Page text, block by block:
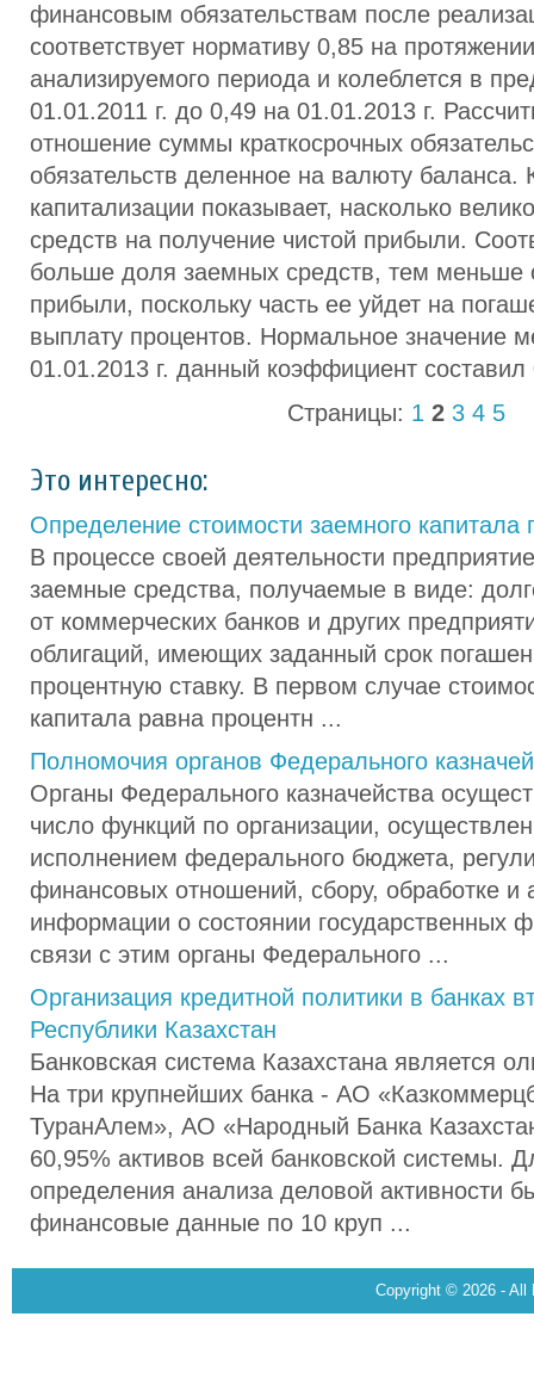
финансовым обязательствам после
соответствует нормативу 0,85 на
анализируемого периода и колеблется в
01.01.2011 г. до 0,49 на 01.01.2013 г.
отношение суммы краткосрочных
обязательств деленное на валюту
капитализации показывает, насколько
средств на получение чистой прибыли.
больше доля заемных средств, тем меньше
прибыли, поскольку часть ее уйдет на
выплату процентов. Нормальное значение
01.01.2013 г. данный коэффициент составил
Страницы: 1 2 3 4 5
Это интересно:
Определение стоимости заемного капитала
В процессе своей деятельности
заемные средства, получаемые в виде:
от коммерческих банков и других
облигаций, имеющих заданный срок
процентную ставку. В первом случае
капитала равна процентн ...
Полномочия органов Федерального
Органы Федерального казначейства
число функций по организации,
исполнением федерального бюджета,
финансовых отношений, сбору, обработке и
информации о состоянии государственных
связи с этим органы Федерального ...
Организация кредитной политики в банках
Республики Казахстан
Банковская система Казахстана является
На три крупнейших банка - АО
ТуранАлем», АО «Народный Банка
60,95% активов всей банковской системы.
определения анализа деловой активности
финансовые данные по 10 круп ...
Copyright © 2026 - All